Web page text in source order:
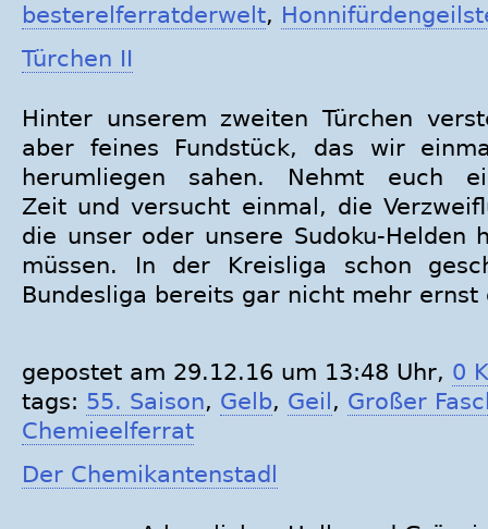
besterelferratderwelt,
Türchen II
Hinter unserem zweiten Türchen
aber feines Fundstück, das wir
herumliegen sahen. Nehmt euch
Zeit und versucht einmal, die
die unser oder unsere Sudoku-Helden
müssen. In der Kreisliga schon
Bundesliga bereits gar nicht mehr ernst
gepostet am 29.12.16 um 13:48 Uhr, 0
tags: 55. Saison, Gelb, Geil, Großer
Chemieelferrat
Der Chemikantenstadl